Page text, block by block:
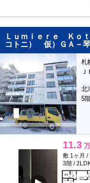
Ｌｕｍｉｅｒｅ Ｋｏ
コトニ） 仮）ＧＡ－琴
札
北
5
11.3
敷 1ヶ月 /
3階 /